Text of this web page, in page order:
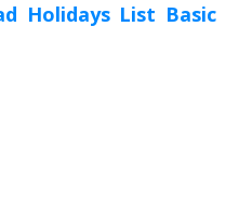
Holidays List Basic